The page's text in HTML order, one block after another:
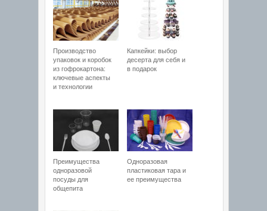
Производство
упаковок и коробок
из гофрокартона:
ключевые аспекты
и технологии
Капкейки: выбор
десерта для себя и
в подарок
Преимущества
одноразовой
посуды для
общепита
Одноразовая
пластиковая тара и
ее преимущества